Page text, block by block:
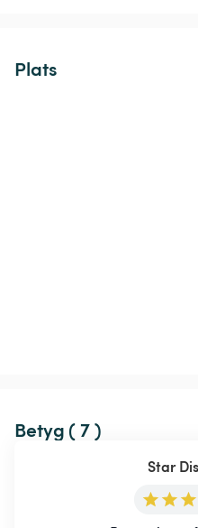
Plats
Betyg ( 7 )
Star